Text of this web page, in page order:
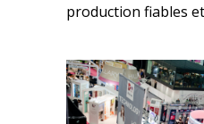
production fiables